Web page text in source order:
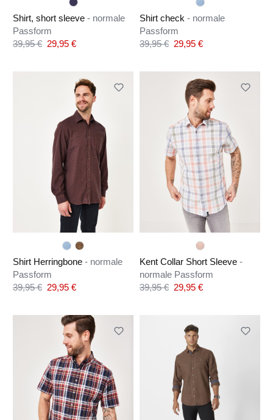
Shirt, short sleeve - normale
Passform
Verkaufspreis:
29,95 €
Regulärer Preis:
39,95 €
Shirt check - normale
Passform
Verkaufspreis:
29,95 €
Regulärer Preis:
39,95 €
Shirt Herringbone - normale
Passform
Verkaufspreis:
29,95 €
Regulärer Preis:
39,95 €
Kent Collar Short Sleeve -
normale Passform
Verkaufspreis:
29,95 €
Regulärer Preis:
39,95 €